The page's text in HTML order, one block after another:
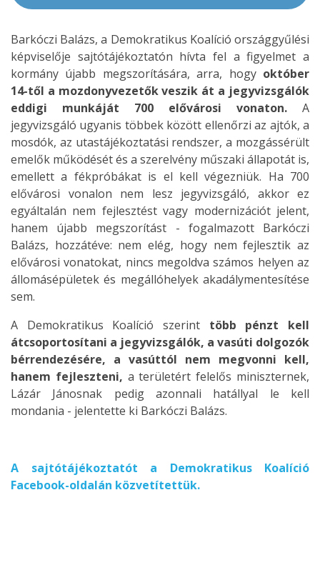
Barkóczi Balázs, a Demokratikus Koalíció országgyűlési
képviselője sajtótájékoztatón hívta fel a figyelmet a
kormány újabb megszorítására, arra, hogy október
14-től a mozdonyvezetők veszik át a jegyvizsgálók
eddigi munkáját 700 elővárosi vonaton. A
jegyvizsgáló ugyanis többek között ellenőrzi az ajtók, a
mosdók, az utastájékoztatási rendszer, a mozgássérült
emelők működését és a szerelvény műszaki állapotát is,
emellett a fékpróbákat is el kell végezniük. Ha 700
elővárosi vonalon nem lesz jegyvizsgáló, akkor ez
egyáltalán nem fejlesztést vagy modernizációt jelent,
hanem újabb megszorítást - fogalmazott Barkóczi
Balázs, hozzátéve: nem elég, hogy nem fejlesztik az
elővárosi vonatokat, nincs megoldva számos helyen az
állomásépületek és megállóhelyek akadálymentesítése
sem.
A Demokratikus Koalíció szerint több pénzt kell
átcsoportosítani a jegyvizsgálók, a vasúti dolgozók
bérrendezésére, a vasúttól nem megvonni kell,
hanem fejleszteni, a területért felelős miniszternek,
Lázár Jánosnak pedig azonnali hatállyal le kell
mondania - jelentette ki Barkóczi Balázs.
A sajtótájékoztatót a Demokratikus Koalíció
Facebook-oldalán közvetítettük.